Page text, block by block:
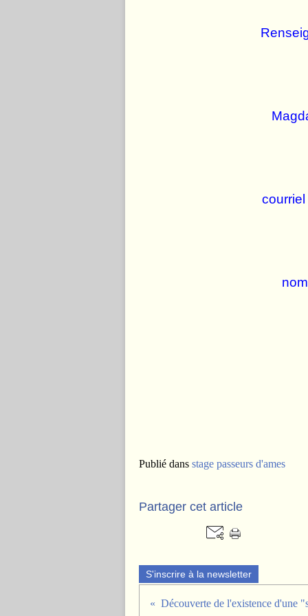
Publié dans stage passeurs d'ames
Partager cet article
S'inscrire à la newsletter